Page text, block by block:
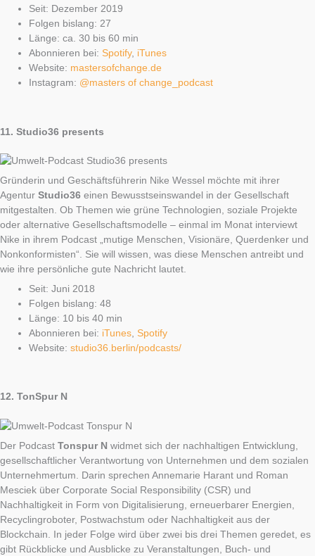
Seit: Dezember 2019
Folgen bislang: 27
Länge: ca. 30 bis 60 min
Abonnieren bei: Spotify, iTunes
Website: mastersofchange.de
Instagram: @masters of change_podcast
11. Studio36 presents
Gründerin und Geschäftsführerin Nike Wessel möchte mit ihrer
Agentur Studio36 einen Bewusstseinswandel in der Gesellschaft
mitgestalten. Ob Themen wie grüne Technologien, soziale Projekte
oder alternative Gesellschaftsmodelle – einmal im Monat interviewt
Nike in ihrem Podcast „mutige Menschen, Visionäre, Querdenker und
Nonkonformisten“. Sie will wissen, was diese Menschen antreibt und
wie ihre persönliche gute Nachricht lautet.
Seit: Juni 2018
Folgen bislang: 48
Länge: 10 bis 40 min
Abonnieren bei: iTunes, Spotify
Website:studio36.berlin/podcasts/
12. TonSpur N
Der Podcast Tonspur N widmet sich der nachhaltigen Entwicklung,
gesellschaftlicher Verantwortung von Unternehmen und dem sozialen
Unternehmertum. Darin sprechen Annemarie Harant und Roman
Mesciek über Corporate Social Responsibility (CSR) und
Nachhaltigkeit in Form von Digitalisierung, erneuerbarer Energien,
Recyclingroboter, Postwachstum oder Nachhaltigkeit aus der
Blockchain. In jeder Folge wird über zwei bis drei Themen geredet, es
gibt Rückblicke und Ausblicke zu Veranstaltungen, Buch- und